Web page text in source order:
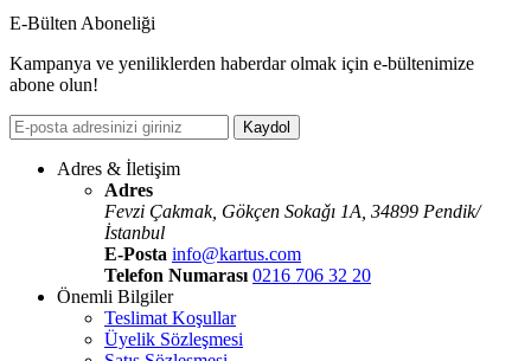
E-Bülten Aboneliği
Kampanya ve yeniliklerden haberdar olmak için e-bültenimize
abone olun!
Kaydol
Adres & İletişim
Adres
Fevzi Çakmak, Gökçen Sokaǧı 1A, 34899 Pendik/
İstanbul
E-Posta info@kartus.com
Telefon Numarası 0216 706 32 20
Önemli Bilgiler
Teslimat Koşullar
Üyelik Sözleşmesi